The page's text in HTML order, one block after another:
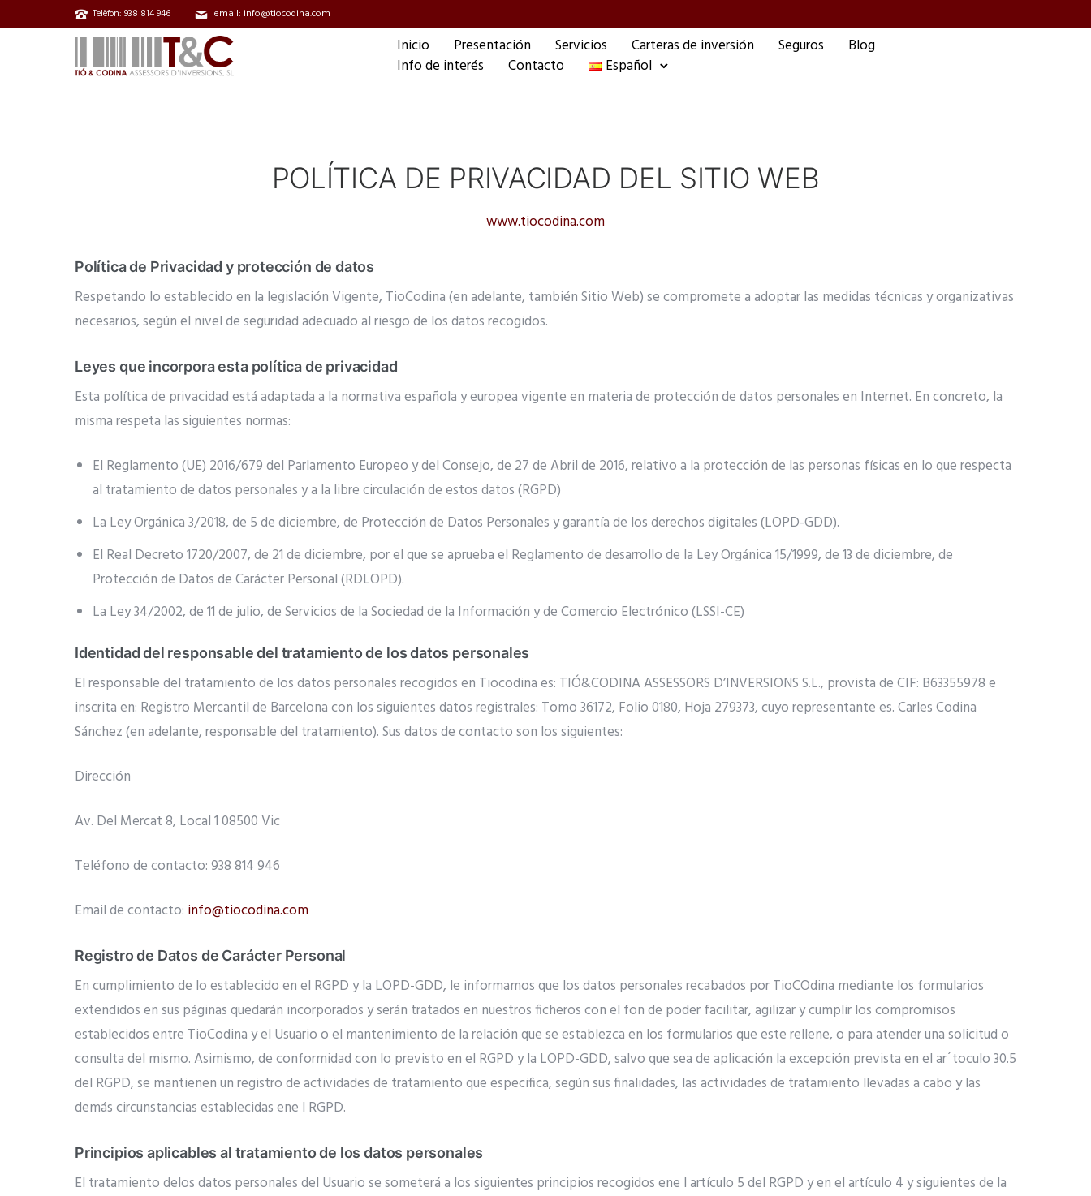
Telèfon: 938 814 946 email: info@tiocodina.com
Inicio Presentación Servicios Carteras de inversión Seguros
Blog
Info de interés
Contacto Español
POLÍTICA DE PRIVACIDAD DEL SITIO WEB
www.tiocodina.com
Política de Privacidad y protección de datos
Respetando lo establecido en la legislación Vigente, TioCodina (en adelante, también Sitio Web) se compromete a adoptar las medidas técnicas y organizativas
necesarios, según el nivel de seguridad adecuado al riesgo de los datos recogidos.
Leyes que incorpora esta política de privacidad
Esta política de privacidad está adaptada a la normativa española y europea vigente en materia de protección de datos personales en Internet. En concreto, la
misma respeta las siguientes normas:
El Reglamento (UE) 2016/679 del Parlamento Europeo y del Consejo, de 27 de Abril de 2016, relativo a la protección de las personas físicas en lo que respecta
al tratamiento de datos personales y a la libre circulación de estos datos (RGPD)
La Ley Orgánica 3/2018, de 5 de diciembre, de Protección de Datos Personales y garantía de los derechos digitales (LOPD-GDD).
El Real Decreto 1720/2007, de 21 de diciembre, por el que se aprueba el Reglamento de desarrollo de la Ley Orgánica 15/1999, de 13 de diciembre, de
Protección de Datos de Carácter Personal (RDLOPD).
La Ley 34/2002, de 11 de julio, de Servicios de la Sociedad de la Información y de Comercio Electrónico (LSSI-CE)
Identidad del responsable del tratamiento de los datos personales
El responsable del tratamiento de los datos personales recogidos en Tiocodina es: TIÓ&CODINA ASSESSORS D’INVERSIONS S.L., provista de CIF: B63355978 e
inscrita en: Registro Mercantil de Barcelona con los siguientes datos registrales: Tomo 36172, Folio 0180, Hoja 279373, cuyo representante es. Carles Codina
Sánchez (en adelante, responsable del tratamiento). Sus datos de contacto son los siguientes:
Dirección
Av. Del Mercat 8, Local 1 08500 Vic
Teléfono de contacto: 938 814 946
Email de contacto: info@tiocodina.com
Registro de Datos de Carácter Personal
En cumplimiento de lo establecido en el RGPD y la LOPD-GDD, le informamos que los datos personales recabados por TioCOdina mediante los formularios
extendidos en sus páginas quedarán incorporados y serán tratados en nuestros ficheros con el fon de poder facilitar, agilizar y cumplir los compromisos
establecidos entre TioCodina y el Usuario o el mantenimiento de la relación que se establezca en los formularios que este rellene, o para atender una solicitud o
consulta del mismo. Asimismo, de conformidad con lo previsto en el RGPD y la LOPD-GDD, salvo que sea de aplicación la excepción prevista en el ar´toculo 30.5
del RGPD, se mantienen un registro de actividades de tratamiento que especifica, según sus finalidades, las actividades de tratamiento llevadas a cabo y las
demás circunstancias establecidas ene l RGPD.
Principios aplicables al tratamiento de los datos personales
El tratamiento delos datos personales del Usuario se someterá a los siguientes principios recogidos ene l artículo 5 del RGPD y en el artículo 4 y siguientes de la